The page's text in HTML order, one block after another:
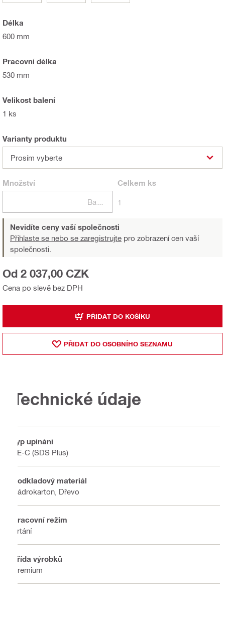
Délka
600 mm
Pracovní délka
530 mm
Velikost balení
1 ks
Varianty produktu
Prosím vyberte
Množství Celkem ks
1
Nevidíte ceny vaší společnosti
Přihlaste se nebo se zaregistrujte pro zobrazení cen vaší
společnosti.
Cena po slevě bez DPH
Od 2 037,00 CZK
PŘIDAT DO KOŠÍKU
PŘIDAT DO OSOBNÍHO SEZNAMU
Technické údaje
Typ upínání
TE-C (SDS Plus)
Podkladový materiál
Sádrokarton, Dřevo
Pracovní režim
Vrtání
Třída výrobků
Premium